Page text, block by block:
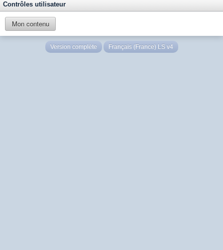
Contrôles utilisateur
Mon contenu
Version complète Français (France) LS v4